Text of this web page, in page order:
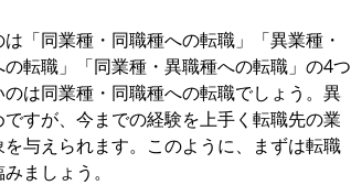
「同業種・同職種への転職」「異業種・
転職」「同業種・異職種への転職」の4つ
は同業種・同職種への転職でしょう。異
すが、今までの経験を上手く転職先の業
与えられます。このように、まずは転職
ましょう。